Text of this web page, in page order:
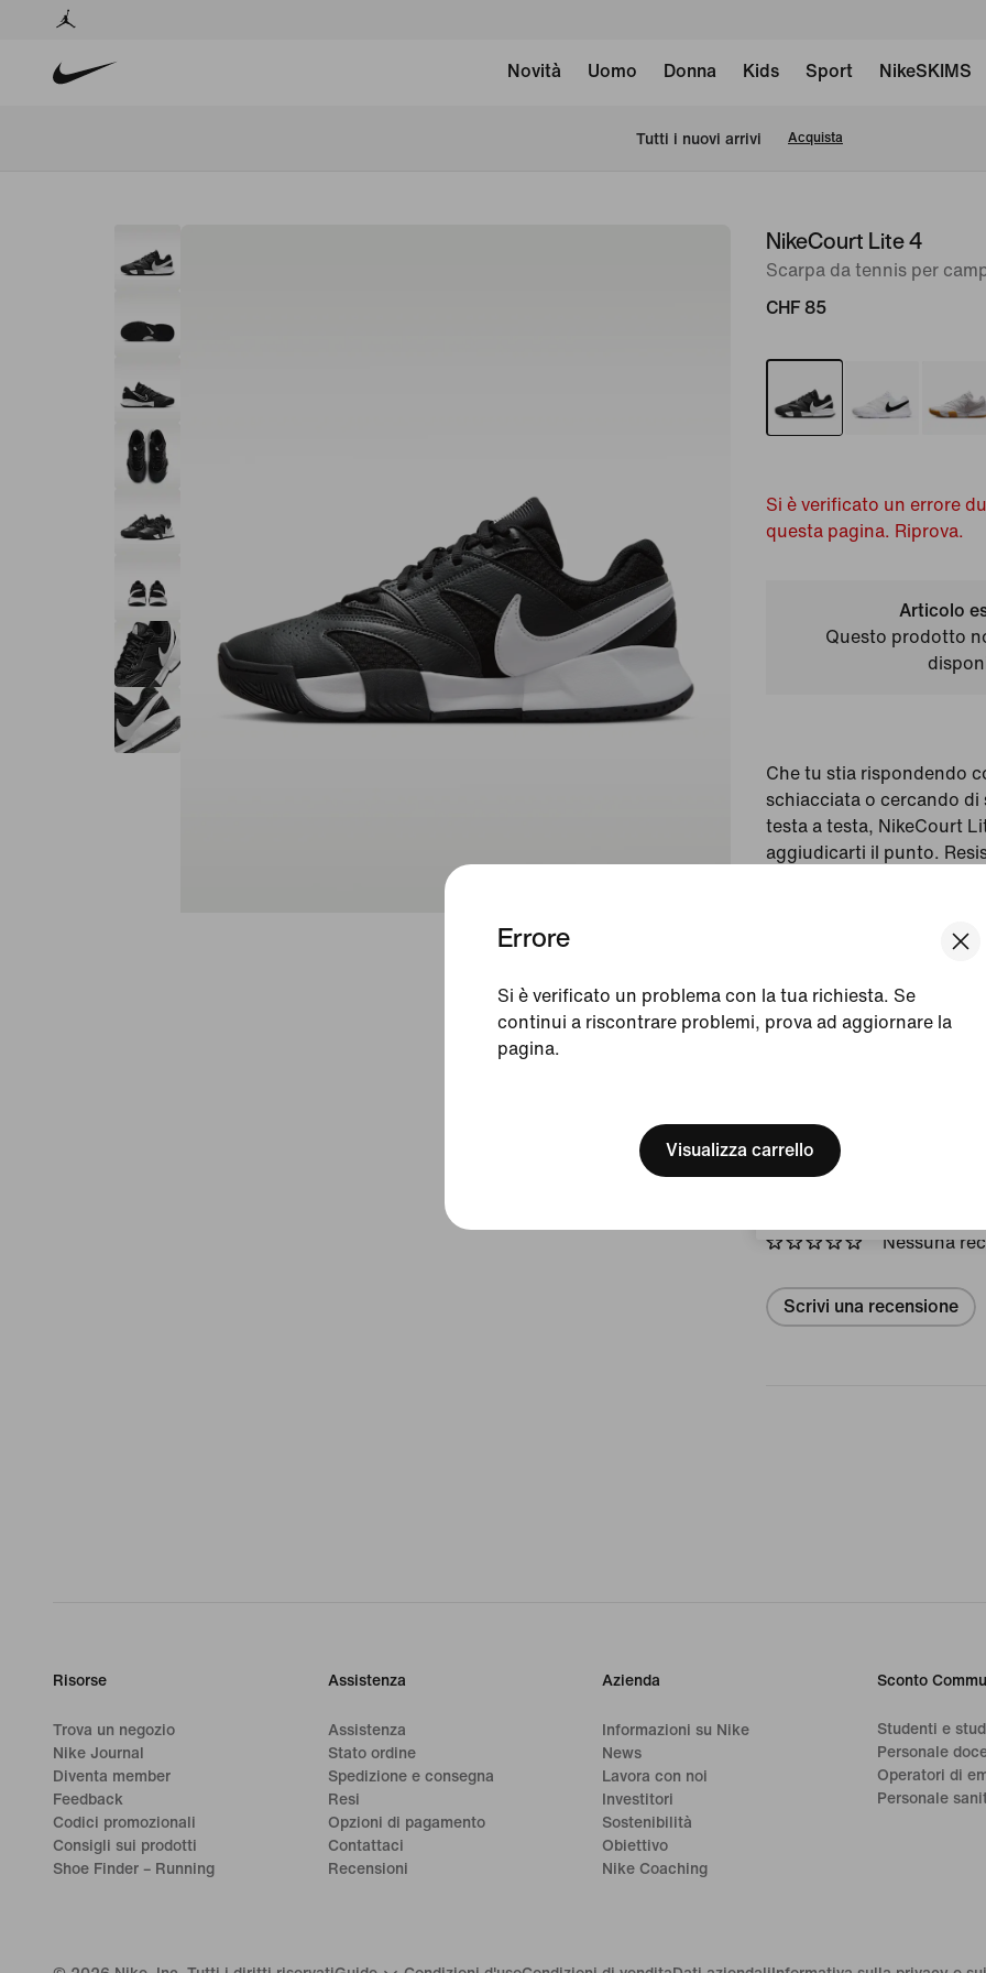
We think you are in
Update your location?
Errore
Si è verificato un problema con la tua richiesta. Se
continui a riscontrare problemi, prova ad aggiornare la
pagina.
Visualizza carrello
Novità Uomo Donna Kids Sport NikeSKIMS
Tutti i nuovi arrivi Acquista
immagine
NikeCourt Lite 4
Scarpa da tennis per
CHF 85
Si è verificato un errore
questa pagina. Riprova.
Articolo
Questo prodotto
Che tu stia rispondendo
schiacciata o cercando di
testa a testa, NikeCourt
aggiudicarti il punto.
sfide infinite, è ideale per
Nero/Antracite/Bianco
Stile: FD6575-001
Paese/regione di
Recensioni (errore)
Nessuna
Scrivi una recensione
Risorse
Trova un negozio
Nike Journal
Diventa member
Feedback
Codici promozionali
Consigli sui prodotti
Shoe Finder – Running
Assistenza
Assistenza
Stato ordine
Spedizione e consegna
Resi
Opzioni di pagamento
Contattaci
Recensioni
Azienda
Informazioni su Nike
News
Lavora con noi
Investitori
Sostenibilità
Obiettivo
Nike Coaching
Sconto
Studenti e
Personale
Operatori di
Personale